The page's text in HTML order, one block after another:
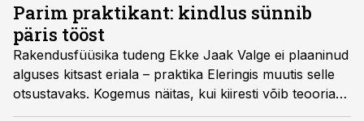
Parim praktikant: kindlus sünnib
päris tööst
Rakendusfüüsika tudeng Ekke Jaak Valge ei plaaninud
alguses kitsast eriala – praktika Eleringis muutis selle
otsustavaks. Kogemus näitas, kui kiiresti võib teooriast
saada päris väärtus.